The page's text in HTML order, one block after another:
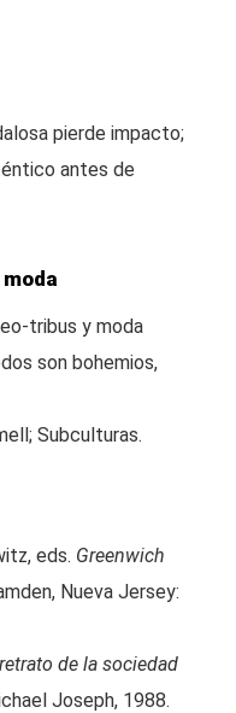
pierde impacto;
antes de
tribus y moda
son bohemios,
Subculturas.
eds. Greenwich
Nueva Jersey:
de la sociedad
Joseph, 1988.